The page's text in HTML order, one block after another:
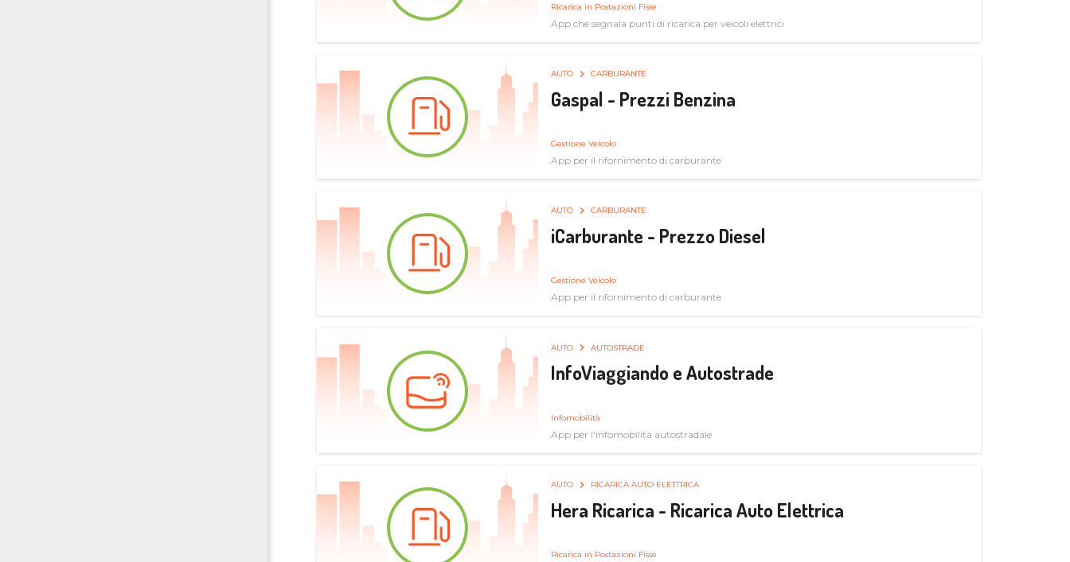
Ricarica in Postazioni Fisse
App che segnala punti di ricarica per veicoli elettrici
AUTO CARBURANTE
Gaspal - Prezzi Benzina
Gestione Veicolo
App per il rifornimento di carburante
AUTO CARBURANTE
iCarburante - Prezzo Diesel
Gestione Veicolo
App per il rifornimento di carburante
AUTO AUTOSTRADE
InfoViaggiando e Autostrade
Infomobilità
App per l'infomobilità autostradale
AUTO RICARICA AUTO ELETTRICA
Hera Ricarica - Ricarica Auto Elettrica
Ricarica in Postazioni Fisse